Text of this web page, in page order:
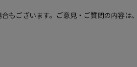
もございます。ご意見・ご質問の内容は